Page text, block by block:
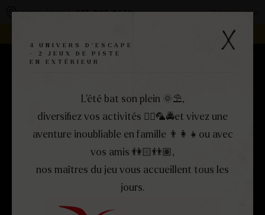
VOUS ÊTES ÀGET OUT CAEN Changer de centre
4 UNIVERS D'ESCAPE
- 2 JEUX DE PISTE
EN EXTÉRIEUR
L’été bat son plein 🌞​⛱️​,
diversifiez vos activités 🏴‍☠️​🦜​🚔et vivez une
aventure inoubliable en famille 👨‍👩‍👧​ou avec
vos amis 👫🏻​👬🏽,
nos maîtres du jeu vous accueillent tous les
jours.